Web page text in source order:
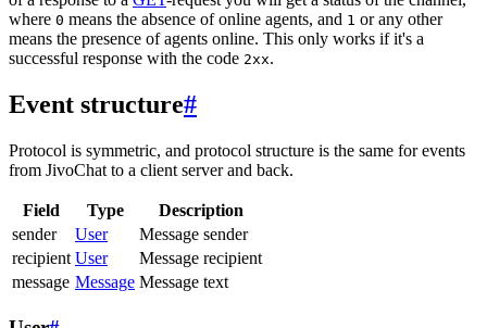
where 0 means the absence of online agents, and 1 or any other
means the presence of agents online. This only works if it's a
successful response with the code 2xx.
Event structure#
Protocol is symmetric, and protocol structure is the same for events
from JivoChat to a client server and back.
Field Type
Description
sender
User
Message sender
recipient User
Message recipient
message Message Message text